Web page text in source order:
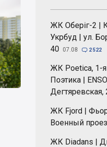
ЖК Оберіг-2 |
Укрбуд | ул.
40 07.08  2 522
ЖК Poetica, 1-
Поэтика |
Дегтяревская,
ЖК Fjord |
Военный
ЖК Diadans |